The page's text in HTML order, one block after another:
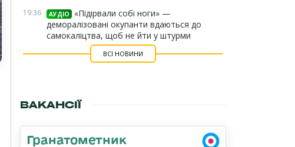
19:36 АУДІО
«Підірвали собі ноги» —
деморалізовані окупанти вдаються до
самокаліцтва, щоб не йти у штурми
ВСІ НОВИНИ
ВАКАНСІЇ
Гранатометник